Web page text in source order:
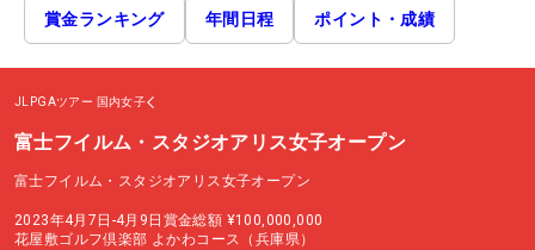
賞金ランキング 年間日程 ポイント・成績
JLPGAツアー 国内女子
富士フイルム・スタジオアリス女子オープン
富士フイルム・スタジオアリス女子オープン
2023年4月7日-4月9日 賞金総額 ¥100,000,000
花屋敷ゴルフ倶楽部 よかわコース（兵庫県）